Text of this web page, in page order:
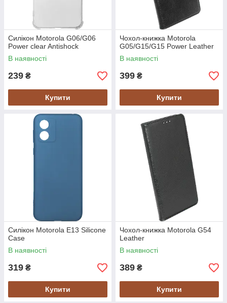
Силікон Motorola G06/G06
Power clear Antishock
В наявності
239 ₴
Купити
Чохол-книжка Motorola
G05/G15/G15 Power Leather
В наявності
399 ₴
Купити
Силікон Motorola E13 Silicone
Case
В наявності
319 ₴
Купити
Чохол-книжка Motorola G54
Leather
В наявності
389 ₴
Купити